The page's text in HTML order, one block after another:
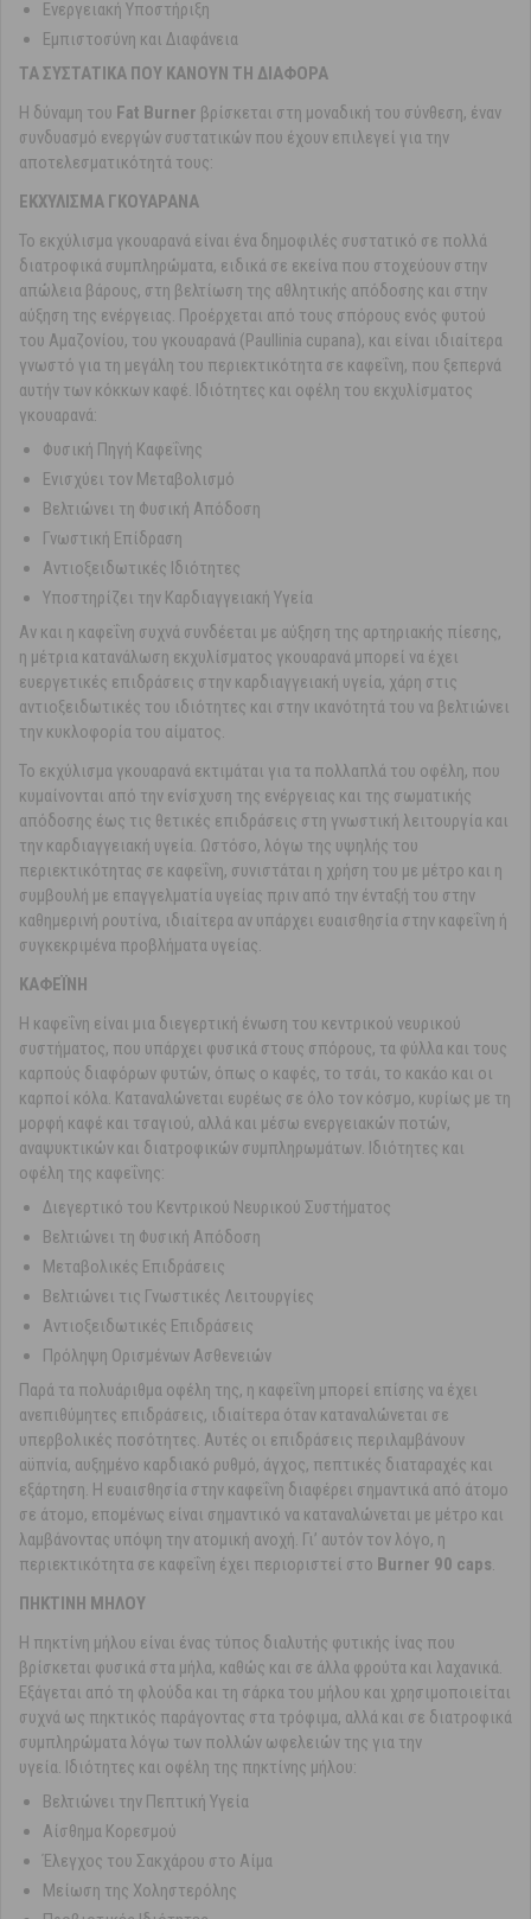
Ενεργειακή Υποστήριξη
Εμπιστοσύνη και Διαφάνεια
ΤΑ ΣΥΣΤΑΤΙΚΑ ΠΟΥ ΚΑΝΟΥΝ ΤΗ ΔΙΑΦΟΡΑ
Η δύναμη του Fat Burner βρίσκεται στη μοναδική του σύνθεση, έναν
συνδυασμό ενεργών συστατικών που έχουν επιλεγεί για την
αποτελεσματικότητά τους:
ΕΚΧΥΛΙΣΜΑ ΓΚΟΥΑΡΑΝΑ
Το εκχύλισμα γκουαρανά είναι ένα δημοφιλές συστατικό σε πολλά
διατροφικά συμπληρώματα, ειδικά σε εκείνα που στοχεύουν στην
απώλεια βάρους, στη βελτίωση της αθλητικής απόδοσης και στην
αύξηση της ενέργειας. Προέρχεται από τους σπόρους ενός φυτού
του Αμαζονίου, του γκουαρανά (Paullinia cupana), και είναι ιδιαίτερα
γνωστό για τη μεγάλη του περιεκτικότητα σε καφεΐνη, που ξεπερνά
αυτήν των κόκκων καφέ. Ιδιότητες και οφέλη του εκχυλίσματος
γκουαρανά:
Φυσική Πηγή Καφεΐνης
Ενισχύει τον Μεταβολισμό
Βελτιώνει τη Φυσική Απόδοση
Γνωστική Επίδραση
Αντιοξειδωτικές Ιδιότητες
Υποστηρίζει την Καρδιαγγειακή Υγεία
Αν και η καφεΐνη συχνά συνδέεται με αύξηση της αρτηριακής πίεσης,
η μέτρια κατανάλωση εκχυλίσματος γκουαρανά μπορεί να έχει
ευεργετικές επιδράσεις στην καρδιαγγειακή υγεία, χάρη στις
αντιοξειδωτικές του ιδιότητες και στην ικανότητά του να βελτιώνει
την κυκλοφορία του αίματος.
Το εκχύλισμα γκουαρανά εκτιμάται για τα πολλαπλά του οφέλη, που
κυμαίνονται από την ενίσχυση της ενέργειας και της σωματικής
απόδοσης έως τις θετικές επιδράσεις στη γνωστική λειτουργία και
την καρδιαγγειακή υγεία. Ωστόσο, λόγω της υψηλής του
περιεκτικότητας σε καφεΐνη, συνιστάται η χρήση του με μέτρο και η
συμβουλή με επαγγελματία υγείας πριν από την ένταξή του στην
καθημερινή ρουτίνα, ιδιαίτερα αν υπάρχει ευαισθησία στην καφεΐνη ή
συγκεκριμένα προβλήματα υγείας.
ΚΑΦΕΪΝΗ
Η καφεΐνη είναι μια διεγερτική ένωση του κεντρικού νευρικού
συστήματος, που υπάρχει φυσικά στους σπόρους, τα φύλλα και τους
καρπούς διαφόρων φυτών, όπως ο καφές, το τσάι, το κακάο και οι
καρποί κόλα. Καταναλώνεται ευρέως σε όλο τον κόσμο, κυρίως με τη
μορφή καφέ και τσαγιού, αλλά και μέσω ενεργειακών ποτών,
αναψυκτικών και διατροφικών συμπληρωμάτων. Ιδιότητες και
οφέλη της καφεΐνης:
Διεγερτικό του Κεντρικού Νευρικού Συστήματος
Βελτιώνει τη Φυσική Απόδοση
Μεταβολικές Επιδράσεις
Βελτιώνει τις Γνωστικές Λειτουργίες
Αντιοξειδωτικές Επιδράσεις
Πρόληψη Ορισμένων Ασθενειών
Παρά τα πολυάριθμα οφέλη της, η καφεΐνη μπορεί επίσης να έχει
ανεπιθύμητες επιδράσεις, ιδιαίτερα όταν καταναλώνεται σε
υπερβολικές ποσότητες. Αυτές οι επιδράσεις περιλαμβάνουν
αϋπνία, αυξημένο καρδιακό ρυθμό, άγχος, πεπτικές διαταραχές και
εξάρτηση. Η ευαισθησία στην καφεΐνη διαφέρει σημαντικά από άτομο
σε άτομο, επομένως είναι σημαντικό να καταναλώνεται με μέτρο και
λαμβάνοντας υπόψη την ατομική ανοχή. Γι’ αυτόν τον λόγο, η
περιεκτικότητα σε καφεΐνη έχει περιοριστεί στο Burner 90 caps.
ΠΗΚΤΙΝΗ ΜΗΛΟΥ
Η πηκτίνη μήλου είναι ένας τύπος διαλυτής φυτικής ίνας που
βρίσκεται φυσικά στα μήλα, καθώς και σε άλλα φρούτα και λαχανικά.
Εξάγεται από τη φλούδα και τη σάρκα του μήλου και χρησιμοποιείται
συχνά ως πηκτικός παράγοντας στα τρόφιμα, αλλά και σε διατροφικά
συμπληρώματα λόγω των πολλών ωφελειών της για την
υγεία. Ιδιότητες και οφέλη της πηκτίνης μήλου:
Βελτιώνει την Πεπτική Υγεία
Αίσθημα Κορεσμού
Έλεγχος του Σακχάρου στο Αίμα
Μείωση της Χοληστερόλης